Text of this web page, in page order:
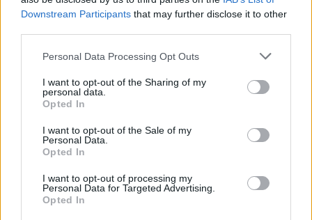
Downstream Participants that may further disclose it to other
Personal Data Processing Opt Outs
I want to opt-out of the Sharing of my
personal data.
Opted In
I want to opt-out of the Sale of my
Personal Data.
Opted In
I want to opt-out of processing my
Personal Data for Targeted Advertising.
Opted In
Γκρην» την Πέμπτη 6 Αυγούστου 2026
04/08/2026 11:57